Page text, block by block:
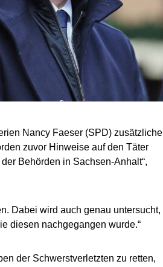
Nancy Faeser (SPD) zusätzliche
zuvor Hinweise auf den Täter
Behörden in Sachsen-Anhalt“,
Dabei wird auch genau untersucht,
diesen nachgegangen wurde.“
der Schwerstverletzten zu retten,